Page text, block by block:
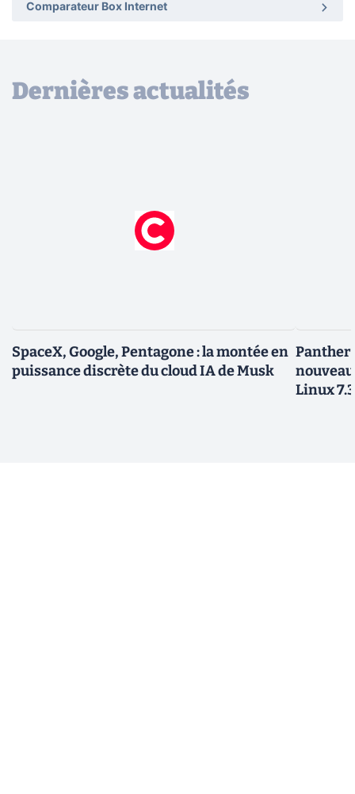
Comparateur Box Internet
Dernières actualités
SpaceX, Google, Pentagone : la montée en
puissance discrète du cloud IA de Musk
Panther
Linux 7.3